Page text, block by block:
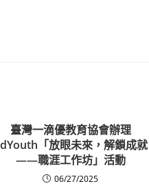
臺灣一滴優教育協會辦理
「放眼未來，解鎖成就
——職涯工作坊」活動
06/27/2025